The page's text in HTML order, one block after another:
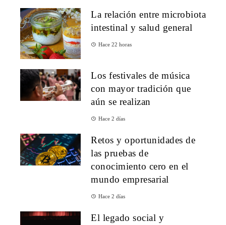
La relación entre microbiota
intestinal y salud general
Hace 22 horas
Los festivales de música
con mayor tradición que
aún se realizan
Hace 2 días
Retos y oportunidades de
las pruebas de
conocimiento cero en el
mundo empresarial
Hace 2 días
El legado social y